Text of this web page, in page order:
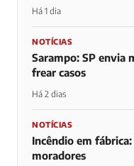
Há 1 dia
NOTÍCIAS
Sarampo: SP envia
frear casos
Há 2 dias
NOTÍCIAS
Incêndio em
moradores